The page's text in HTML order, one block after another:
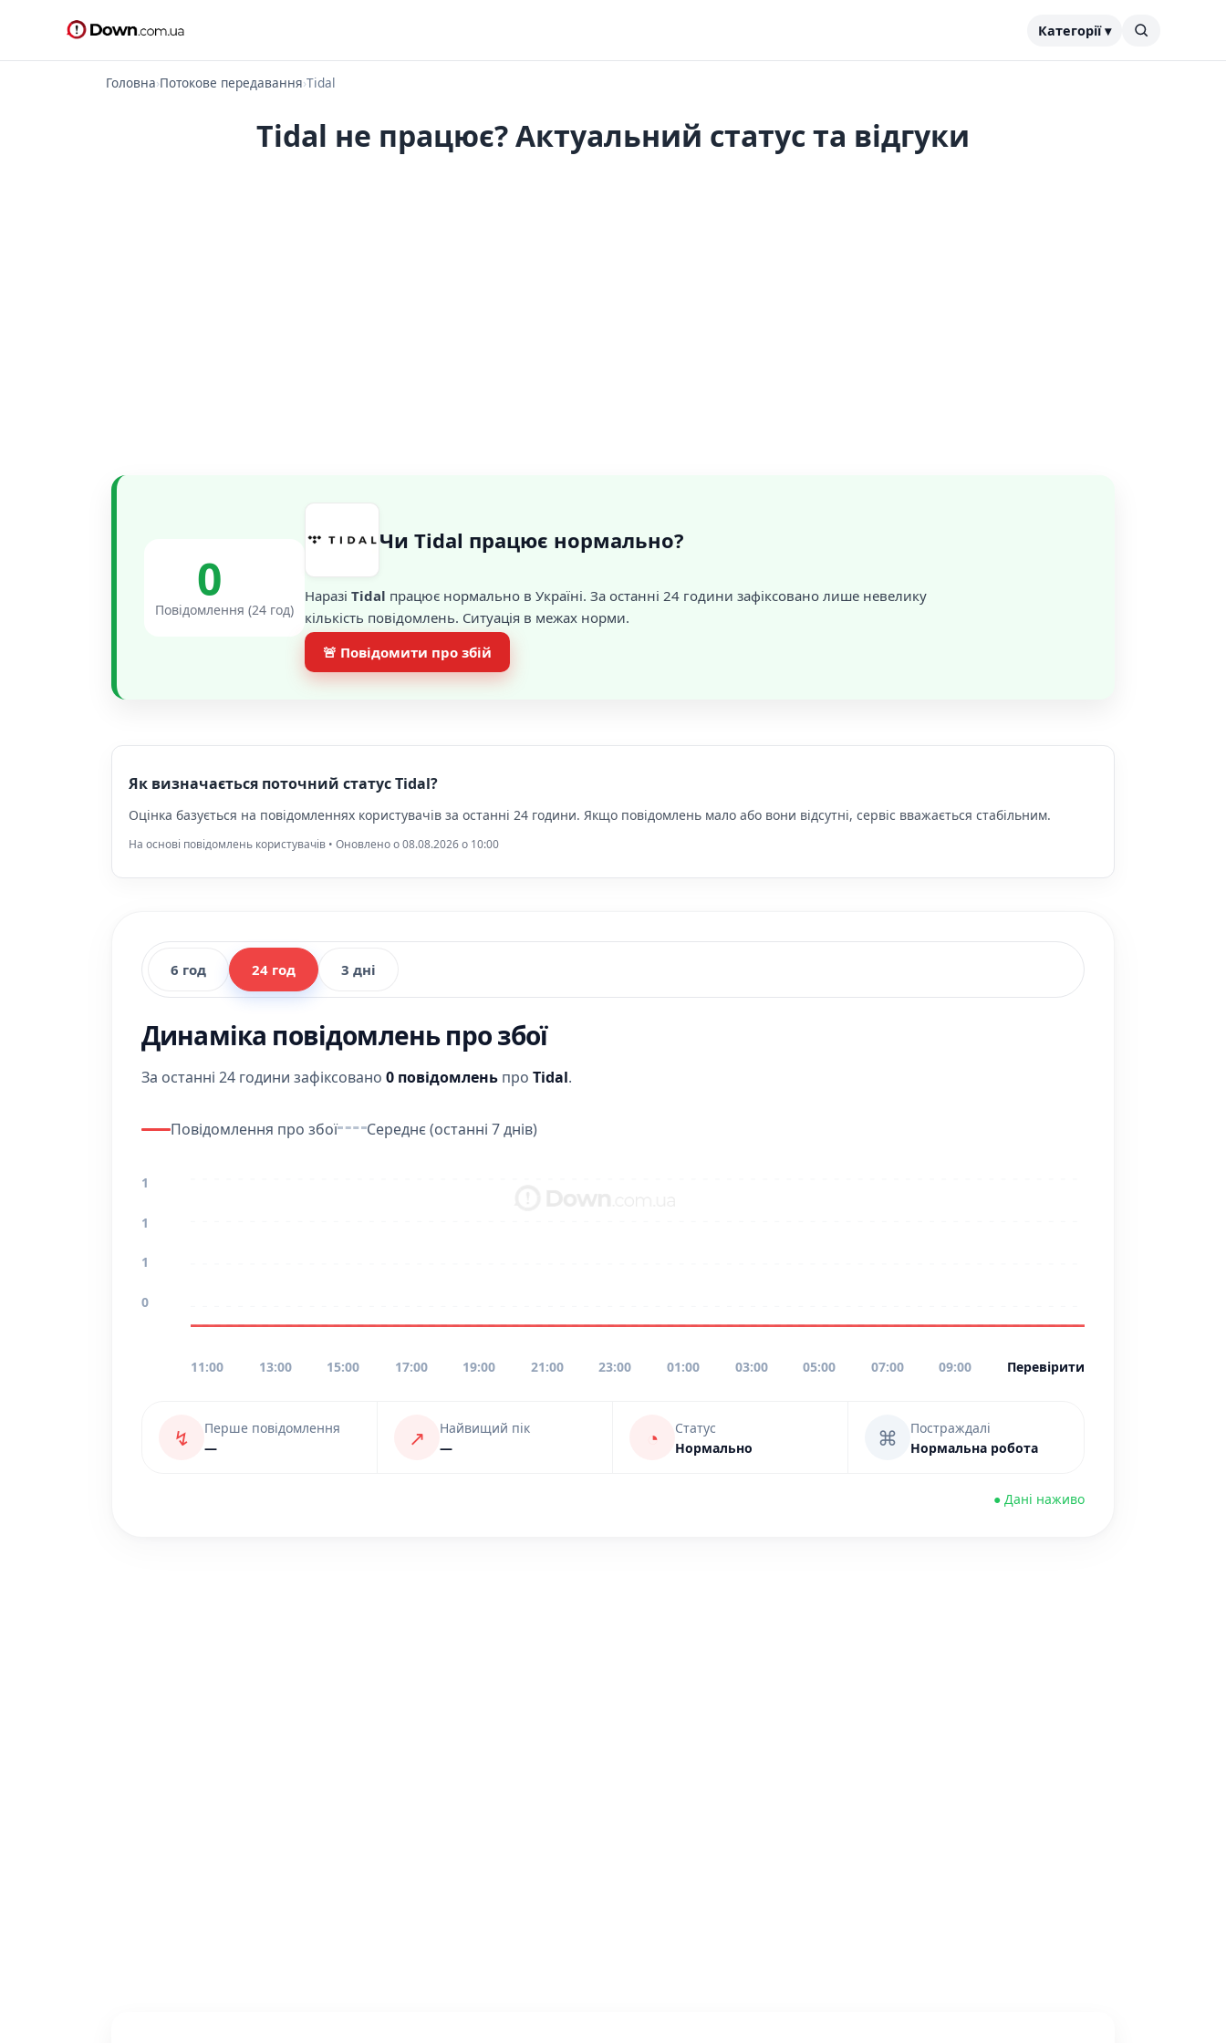
Категорії ▾
Головна›Потокове передавання›Tidal
Tidal не працює? Актуальний статус та відгуки
0
Повідомлення (24 год)
Чи Tidal працює нормально?
Наразі Tidal працює нормально в Україні. За останні 24 години зафіксовано лише невелику
кількість повідомлень. Ситуація в межах норми.
🚨 Повідомити про збій
Як визначається поточний статус Tidal?
Оцінка базується на повідомленнях користувачів за останні 24 години. Якщо повідомлень мало або вони відсутні, сервіс вважається стабільним.
На основі повідомлень користувачів • Оновлено о 08.08.2026 o 10:00
6 год 24 год 3 дні
Динаміка повідомлень про збої
За останні 24 години зафіксовано 0 повідомлень про Tidal.
Повідомлення про збої Середнє (останні 7 днів)
1
1
1
0
11:00 13:00 15:00 17:00 19:00 21:00 23:00 01:00 03:00 05:00 07:00 09:00 Перевірити
↯
Перше повідомлення
—
↗
Найвищий пік
—
◔
Статус
Нормально
⌘
Постраждалі
Нормальна робота
● Дані наживо